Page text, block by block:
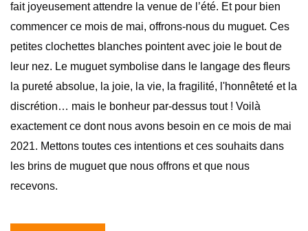
fait joyeusement attendre la venue de l’été. Et pour bien
commencer ce mois de mai, offrons-nous du muguet. Ces
petites clochettes blanches pointent avec joie le bout de
leur nez. Le muguet symbolise dans le langage des fleurs
la pureté absolue, la joie, la vie, la fragilité, l'honnêteté et la
discrétion… mais le bonheur par-dessus tout ! Voilà
exactement ce dont nous avons besoin en ce mois de mai
2021. Mettons toutes ces intentions et ces souhaits dans
les brins de muguet que nous offrons et que nous
recevons.